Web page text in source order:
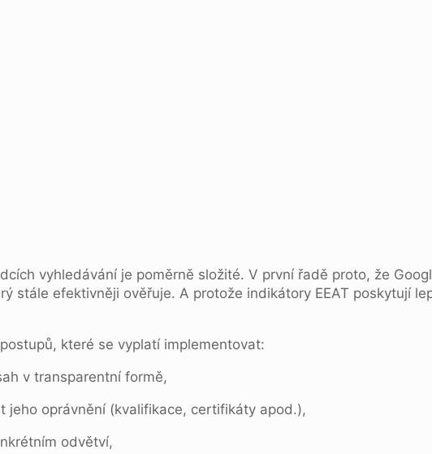
vyhledávání je poměrně složité. V první řadě proto, že
stále efektivněji ověřuje. A protože indikátory EEAT poskytují
které se vyplatí implementovat:
v transparentní formě,
jeho oprávnění (kvalifikace, certifikáty apod.),
odvětví,